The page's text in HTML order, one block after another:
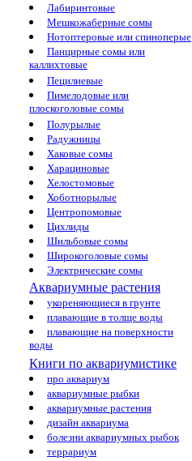
Лабиринтовые
Мешкожаберные сомы
Нотоптеровые или спиноперые
Панцирные сомы или
каллихтовые
Пецилиевые
Пимелодовые или
плоскоголовые сомы
Полурылые
Радужницы
Хаковые сомы
Харациновые
Хелостомовые
Хоботнорылые
Центропомовые
Цихлиды
Шильбовые сомы
Широкоголовые сомы
Электрические сомы
Аквариумные растения
укореняющиеся в грунте
плавающие в толще воды
плавающие на поверхности
воды
Книги по аквариумистике
про аквариум
аквариумные рыбки
аквариумные растения
дизайн аквариума
болезни аквариумных рыбок
террариум